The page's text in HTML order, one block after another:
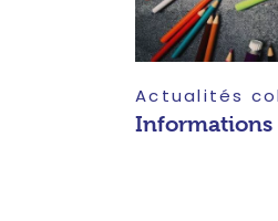
Actualités
Informations